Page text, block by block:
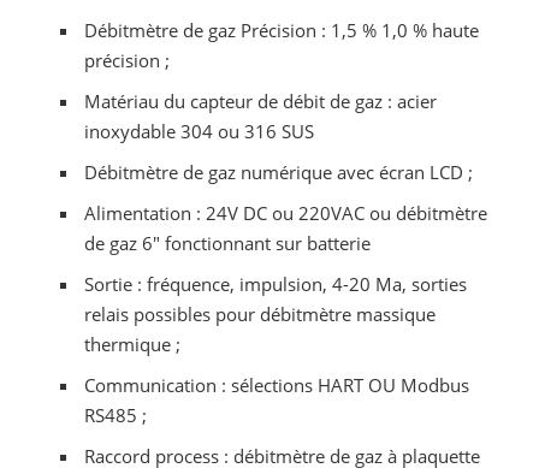
Débitmètre de gaz Précision : 1,5 % 1,0 % haute
précision ;
Matériau du capteur de débit de gaz : acier
inoxydable 304 ou 316 SUS
Débitmètre de gaz numérique avec écran LCD ;
Alimentation : 24V DC ou 220VAC ou débitmètre
de gaz 6" fonctionnant sur batterie
Sortie : fréquence, impulsion, 4-20 Ma, sorties
relais possibles pour débitmètre massique
thermique ;
Communication : sélections HART OU Modbus
RS485 ;
Raccord process : débitmètre de gaz à plaquette